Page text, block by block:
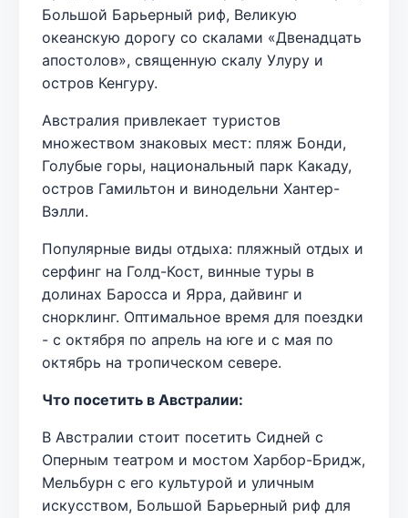
Большой Барьерный риф, Великую
океанскую дорогу со скалами «Двенадцать
апостолов», священную скалу Улуру и
остров Кенгуру.
Австралия привлекает туристов
множеством знаковых мест: пляж Бонди,
Голубые горы, национальный парк Какаду,
остров Гамильтон и винодельни Хантер-
Вэлли.
Популярные виды отдыха: пляжный отдых и
серфинг на Голд-Кост, винные туры в
долинах Баросса и Ярра, дайвинг и
снорклинг. Оптимальное время для поездки
- с октября по апрель на юге и с мая по
октябрь на тропическом севере.
Что посетить в Австралии:
В Австралии стоит посетить Сидней с
Оперным театром и мостом Харбор-Бридж,
Мельбурн с его культурой и уличным
искусством, Большой Барьерный риф для